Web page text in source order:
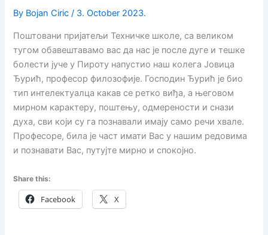
By Bojan Ciric/ 3. October 2023.
Поштовани пријатељи Техничке школе, са великом
тугом обавештавамо вас да нас је после дуге и тешке
болести јуче у Пироту напустио наш колега Јовица
Ђурић, професор филозофије. Господин Ђурић је био
тип интелектуалца какав се ретко виђа, а његовом
мирном карактеру, поштењу, одмерености и снази
духа, сви који су га познавали имају само речи хвале.
Професоре, била је част имати Вас у нашим редовима
и познавати Вас, путујте мирно и спокојно.
Share this:
Facebook X